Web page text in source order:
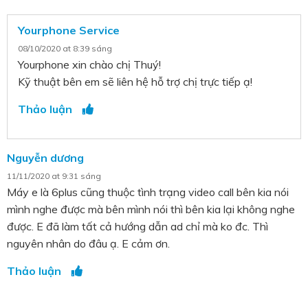
Yourphone Service
08/10/2020 at 8:39 sáng
Yourphone xin chào chị Thuý!
Kỹ thuật bên em sẽ liên hệ hỗ trợ chị trực tiếp ạ!
Thảo luận
Nguyễn dương
11/11/2020 at 9:31 sáng
Máy e là 6plus cũng thuộc tình trạng video call bên kia nói
mình nghe được mà bên mình nói thì bên kia lại không nghe
được. E đã làm tất cả hướng dẫn ad chỉ mà ko đc. Thì
nguyên nhân do đâu ạ. E cảm ơn.
Thảo luận